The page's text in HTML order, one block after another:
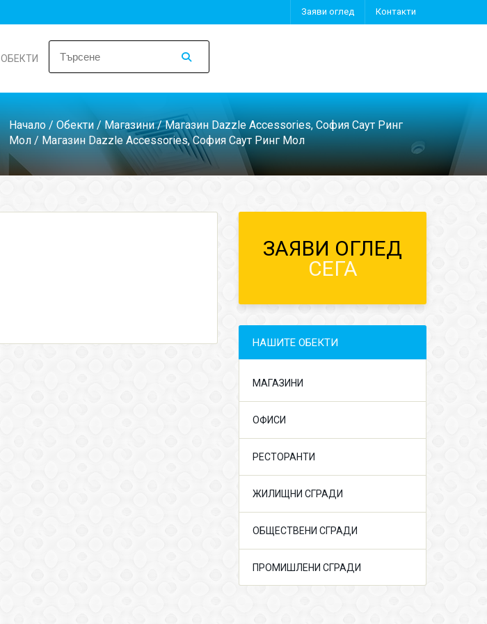
Заяви оглед Контакти
ОБЕКТИ
Начало / Обекти /Магазини/Mагазин Dazzle Accessories, София Саут Ринг
Мол / Mагазин Dazzle Accessories, София Саут Ринг Мол
ЗАЯВИ ОГЛЕД
СЕГА
НАШИТЕ ОБЕКТИ
МАГАЗИНИ
ОФИСИ
РЕСТОРАНТИ
ЖИЛИЩНИ СГРАДИ
ОБЩЕСТВЕНИ СГРАДИ
ПРОМИШЛЕНИ СГРАДИ